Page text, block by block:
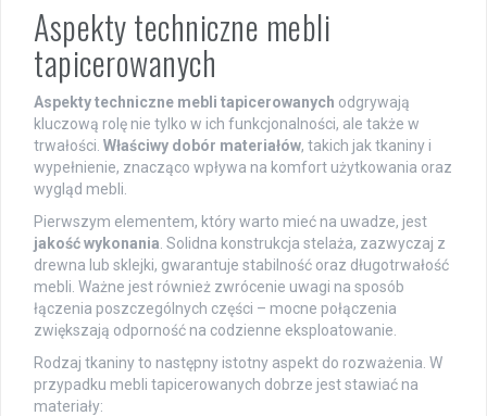
Aspekty techniczne mebli
tapicerowanych
Aspekty techniczne mebli tapicerowanych odgrywają
kluczową rolę nie tylko w ich funkcjonalności, ale także w
trwałości. Właściwy dobór materiałów, takich jak tkaniny i
wypełnienie, znacząco wpływa na komfort użytkowania oraz
wygląd mebli.
Pierwszym elementem, który warto mieć na uwadze, jest
jakość wykonania . Solidna konstrukcja stelaża, zazwyczaj z
drewna lub sklejki, gwarantuje stabilność oraz długotrwałość
mebli. Ważne jest również zwrócenie uwagi na sposób
łączenia poszczególnych części – mocne połączenia
zwiększają odporność na codzienne eksploatowanie.
Rodzaj tkaniny to następny istotny aspekt do rozważenia. W
przypadku mebli tapicerowanych dobrze jest stawiać na
materiały: